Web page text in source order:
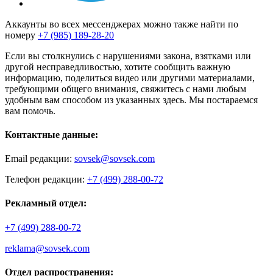
Аккаунты во всех мессенджерах можно также найти по
номеру +7 (985) 189-28-20
Если вы столкнулись с нарушениями закона, взятками или
другой несправедливостью, хотите сообщить важную
информацию, поделиться видео или другими материалами,
требующими общего внимания, свяжитесь с нами любым
удобным вам способом из указанных здесь. Мы постараемся
вам помочь.
Контактные данные:
Email редакции: sovsek@sovsek.com
Телефон редакции: +7 (499) 288-00-72
Рекламный отдел:
+7 (499) 288-00-72
reklama@sovsek.com
Отдел распространения: